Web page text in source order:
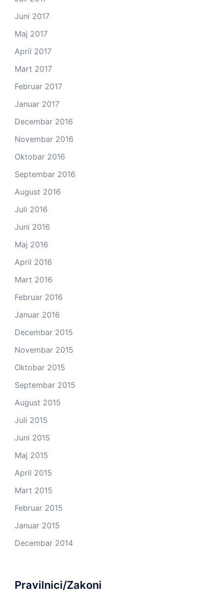
Juni 2017
Maj 2017
April 2017
Mart 2017
Februar 2017
Januar 2017
Decembar 2016
Novembar 2016
Oktobar 2016
Septembar 2016
August 2016
Juli 2016
Juni 2016
Maj 2016
April 2016
Mart 2016
Februar 2016
Januar 2016
Decembar 2015
Novembar 2015
Oktobar 2015
Septembar 2015
August 2015
Juli 2015
Juni 2015
Maj 2015
April 2015
Mart 2015
Februar 2015
Januar 2015
Decembar 2014
Pravilnici/Zakoni